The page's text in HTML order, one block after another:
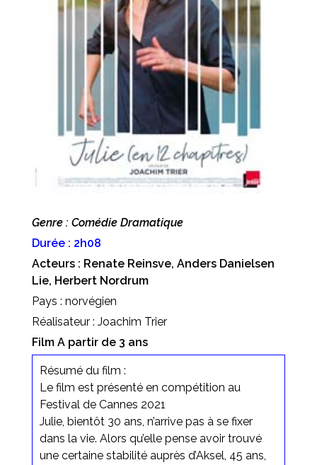
Genre : Comédie Dramatique
Durée : 2h08
Acteurs : Renate Reinsve, Anders Danielsen
Lie, Herbert Nordrum
Pays : norvégien
Réalisateur : Joachim Trier
Film A partir de 3 ans
Résumé du film :
Le film est présenté en compétition au
Festival de Cannes 2021
Julie, bientôt 30 ans, n’arrive pas à se fixer
dans la vie. Alors qu’elle pense avoir trouvé
une certaine stabilité auprès d’Aksel, 45 ans,